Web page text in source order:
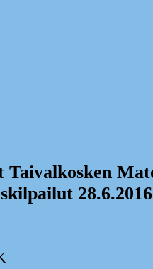
Taivalkosken
28.6.2016